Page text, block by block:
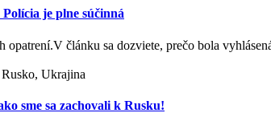
je plne súčinná
článku sa dozviete, prečo bola
Ukrajina
sme sa zachovali k Rusku!